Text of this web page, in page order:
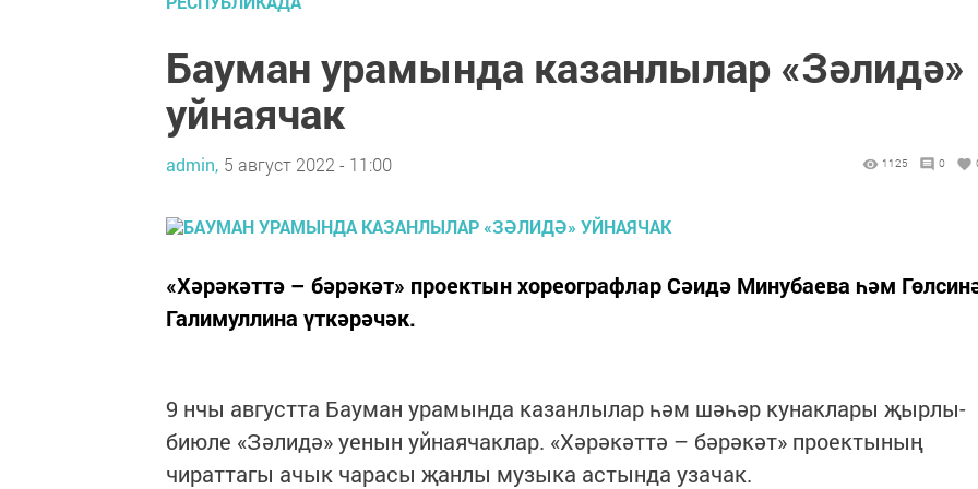
Бауман урамында казанлылар «Зәлидә»
уйнаячак
admin, 5 август 2022 - 11:00 1125 0
«Хәрәкәттә – бәрәкәт» проектын хореографлар Сәидә Минубаева һәм
Галимуллина үткәрәчәк.
9 нчы августта Бауман урамында казанлылар һәм шәһәр кунаклары җырлы-
биюле «Зәлидә» уенын уйнаячаклар. «Хәрәкәттә – бәрәкәт» проектының
чираттагы ачык чарасы җанлы музыка астында узачак.